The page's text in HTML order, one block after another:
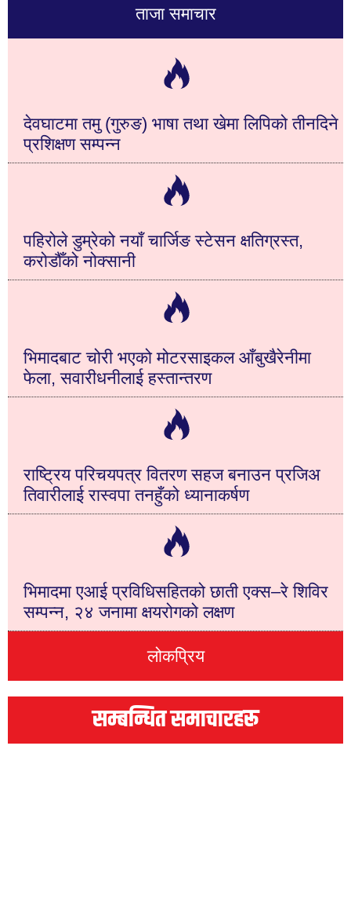
ताजा समाचार
लोकप्रिय
देवघाटमा तमु (गुरुङ) भाषा तथा खेमा लिपिको तीनदिने
प्रशिक्षण सम्पन्न
पहिरोले डुम्रेको नयाँ चार्जिङ स्टेसन क्षतिग्रस्त,
करोडौँको नोक्सानी
भिमादबाट चोरी भएको मोटरसाइकल आँबुखैरेनीमा
फेला, सवारीधनीलाई हस्तान्तरण
राष्ट्रिय परिचयपत्र वितरण सहज बनाउन प्रजिअ
तिवारीलाई रास्वपा तनहुँको ध्यानाकर्षण
भिमादमा एआई प्रविधिसहितको छाती एक्स–रे शिविर
सम्पन्न, २४ जनामा क्षयरोगको लक्षण
सम्बन्धित समाचारहरू